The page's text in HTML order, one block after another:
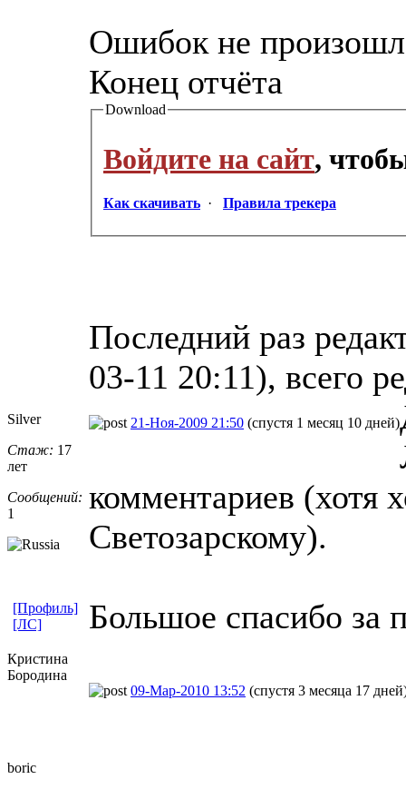
Ошибок не
Конец отчёта
Download
Войдите на сайт,
Как скачивать · Правила трекера
Последний раз
03-11 20:11), всего
Silver
Стаж: 17
лет
Сообщений:
1
21-Ноя-2009 21:50 (спустя 1 месяц 10 дней)
комментариев
Светозарскому).
Большое спасибо за
[Профиль]
[ЛС]
Кристина
Бородина
09-Мар-2010 13:52 (спустя 3 месяца 17
boric